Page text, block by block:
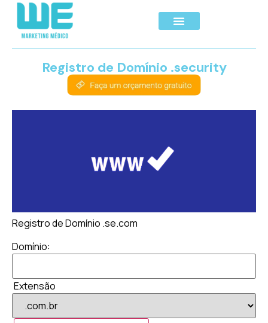
Registro de Domínio .security
Registro de Domínio .se.com
Domínio:
Extensão